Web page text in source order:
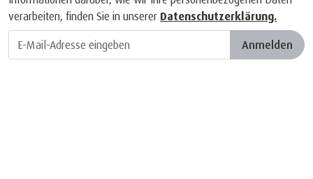
verarbeiten, finden Sie in unserer Datenschutzerklärung.
Anmelden